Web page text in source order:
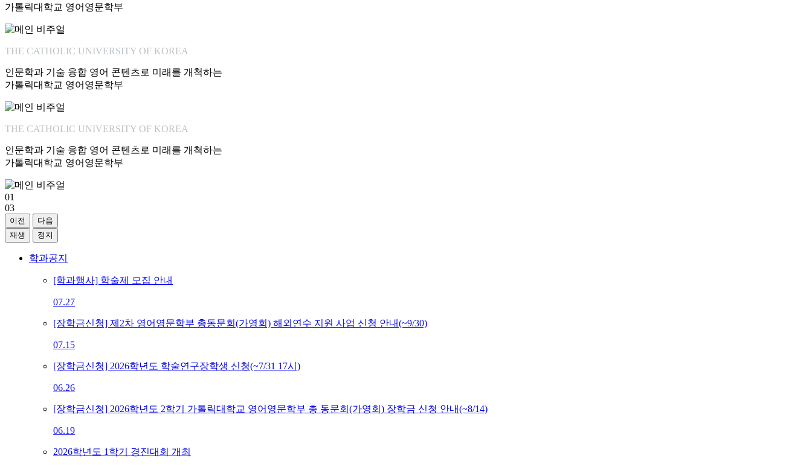
가톨릭대학교 영어영문학부
THE CATHOLIC UNIVERSITY OF KOREA
인문학과 기술 융합 영어 콘텐츠로 미래를 개척하는
가톨릭대학교 영어영문학부
THE CATHOLIC UNIVERSITY OF KOREA
인문학과 기술 융합 영어 콘텐츠로 미래를 개척하는
가톨릭대학교 영어영문학부
01
03
이전
다음
재생
정지
학과공지
[학과행사] 학술제 모집 안내
07.27
[장학금신청] 제2차 영어영문학부 총동문회(가영회) 해외연수 지원 사업 신청 안내(~9/30)
07.15
[장학금신청] 2026학년도 학술연구장학생 신청(~7/31 17시)
06.26
[장학금신청] 2026학년도 2학기 가톨릭대학교 영어영문학부 총 동문회(가영회) 장학금 신청 안내(~8/14)
06.19
2026학년도 1학기 경진대회 개최